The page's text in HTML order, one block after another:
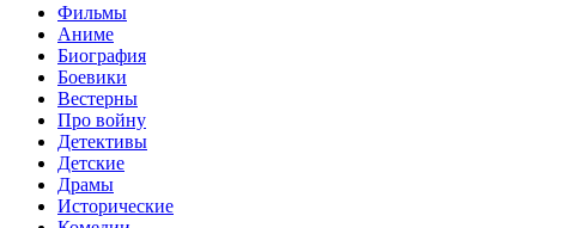
Фильмы
Аниме
Биография
Боевики
Вестерны
Про войну
Детективы
Детские
Драмы
Исторические